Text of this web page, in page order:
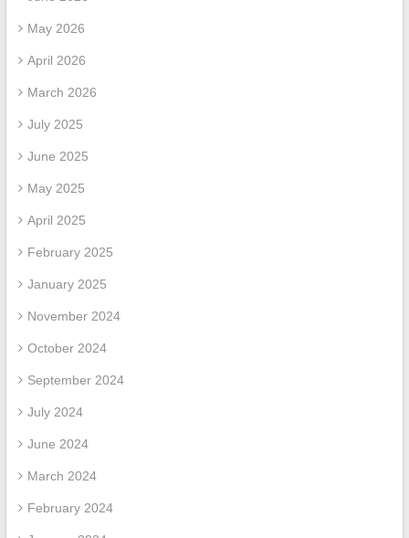
May 2026
April 2026
March 2026
July 2025
June 2025
May 2025
April 2025
February 2025
January 2025
November 2024
October 2024
September 2024
July 2024
June 2024
March 2024
February 2024